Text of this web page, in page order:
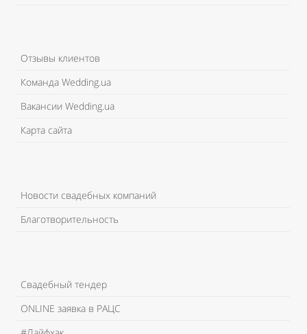
Отзывы клиентов
Команда Wedding.ua
Вакансии Wedding.ua
Карта сайта
Новости свадебных компаний
Благотворительность
Свадебный тендер
ONLINE заявка в РАЦС